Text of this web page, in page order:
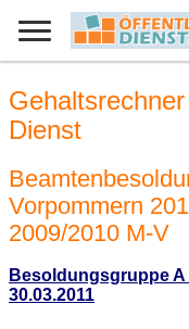
Dienst
Vorpommern
2009/2010 M-V
Besoldungsgruppe A
30.03.2011